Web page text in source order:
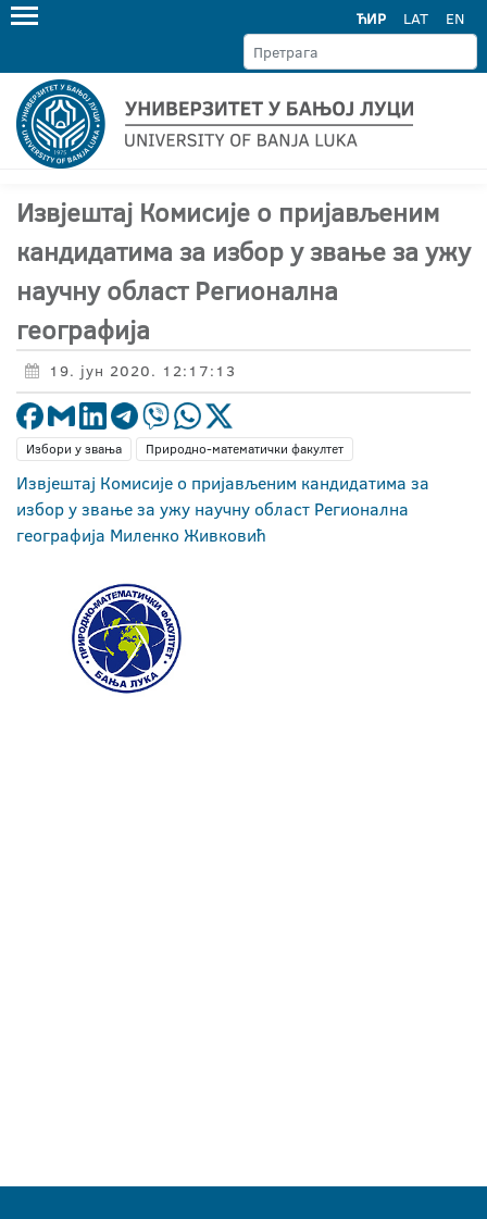
ЋИР LAT EN
Извјештај Комисије о пријављеним
кандидатима за избор у звање за ужу
научну област Регионална
географија
19. јун 2020. 12:17:13
Избори у звања Природно-математички факултет
Извјештај Комисије о пријављеним кандидатима за
избор у звање за ужу научну област Регионална
географија Миленко Живковић